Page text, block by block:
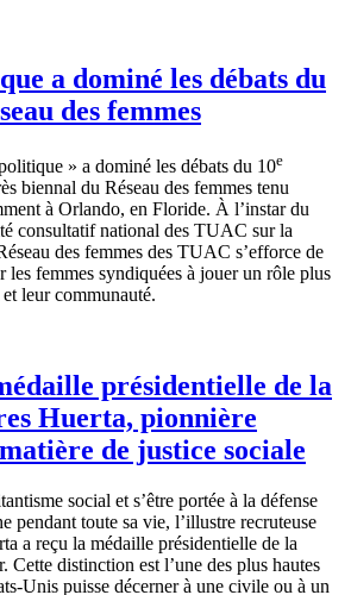
a dominé les débats du
des femmes
» a dominé les débats du 10e
biennal du Réseau des femmes tenu
à Orlando, en Floride. À l’instar du
consultatif national des TUAC sur la
des femmes des TUAC s’efforce de
les femmes syndiquées à jouer un rôle plus
leur communauté.
présidentielle de la
Huerta, pionnière
de justice sociale
social et s’être portée à la défense
pendant toute sa vie, l’illustre recruteuse
a reçu la médaille présidentielle de la
Cette distinction est l’une des plus hautes
Unis puisse décerner à une civile ou à un